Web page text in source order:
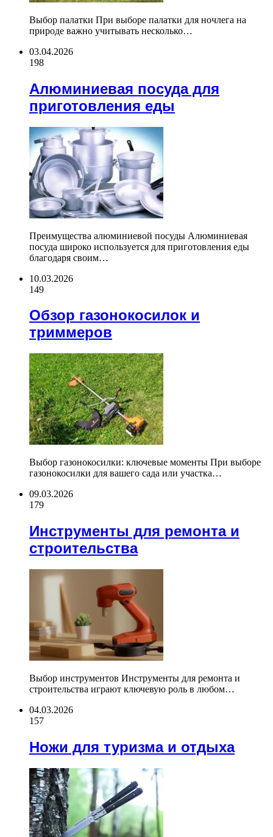
Выбор палатки При выборе палатки для ночлега на
природе важно учитывать несколько…
03.04.2026
198
Алюминиевая посуда для
приготовления еды
Преимущества алюминиевой посуды Алюминиевая
посуда широко используется для приготовления еды
благодаря своим…
10.03.2026
149
Обзор газонокосилок и
триммеров
Выбор газонокосилки: ключевые моменты При выборе
газонокосилки для вашего сада или участка…
09.03.2026
179
Инструменты для ремонта и
строительства
Выбор инструментов Инструменты для ремонта и
строительства играют ключевую роль в любом…
04.03.2026
157
Ножи для туризма и отдыха